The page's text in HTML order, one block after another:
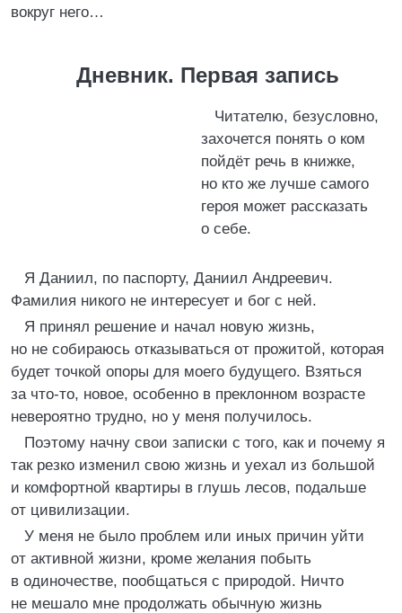
вокруг него…
Дневник. Первая запись
Читателю, безусловно,
захочется понять о ком
пойдёт речь в книжке,
но кто же лучше самого
героя может рассказать
о себе.
Я Даниил, по паспорту, Даниил Андреевич.
Фамилия никого не интересует и бог с ней.
Я принял решение и начал новую жизнь,
но не собираюсь отказываться от прожитой, которая
будет точкой опоры для моего будущего. Взяться
за что-то, новое, особенно в преклонном возрасте
невероятно трудно, но у меня получилось.
Поэтому начну свои записки с того, как и почему я
так резко изменил свою жизнь и уехал из большой
и комфортной квартиры в глушь лесов, подальше
от цивилизации.
У меня не было проблем или иных причин уйти
от активной жизни, кроме желания побыть
в одиночестве, пообщаться с природой. Ничто
не мешало мне продолжать обычную жизнь